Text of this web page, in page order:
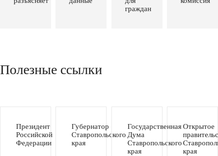
граждан
Полезные ссылки
Президент
Российской
Федерации
Губернатор
Ставропольского
края
Государственная
Дума
Ставропольского
края
Открытое
края